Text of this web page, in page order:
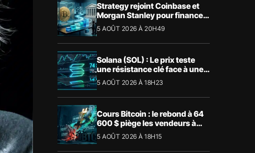
Strategy rejoint Coinbase et
Morgan Stanley pour financer
les Trump Accounts
5 AOÛT 2026 À 20H49
Solana (SOL) : Le prix teste
une résistance clé face à une
tendance mensuelle baissière
5 AOÛT 2026 À 18H23
Cours Bitcoin : le rebond à 64
600 $ piège les vendeurs à
découvert
5 AOÛT 2026 À 18H15